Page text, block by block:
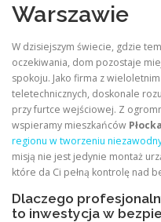
Warszawie
W dzisiejszym świecie, gdzie
oczekiwania, dom pozostaje
spokoju. Jako firma z
teletechnicznych, doskonale
przy furtce wejściowej. Z
wspieramy mieszkańców
regionu w tworzeniu
misją nie jest jedynie montaż
które da Ci pełną kontrolę nad
Dlaczego
to inwestycja w